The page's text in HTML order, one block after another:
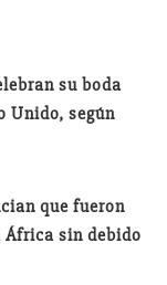
su boda
Unido, según
que fueron
África sin debido